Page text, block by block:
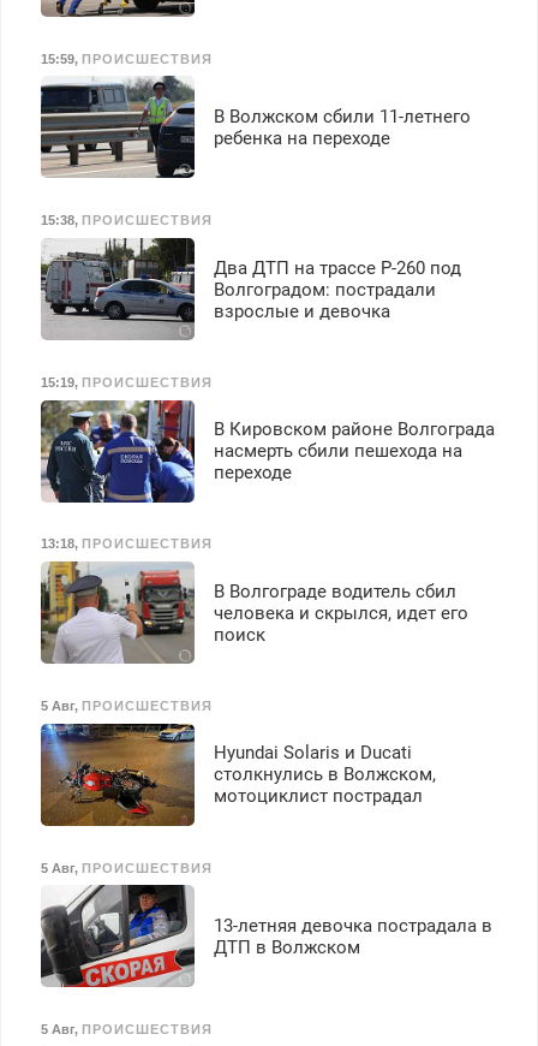
15:59, ПРОИСШЕСТВИЯ
В Волжском сбили 11-летнего
ребенка на переходе
15:38, ПРОИСШЕСТВИЯ
Два ДТП на трассе Р-260 под
Волгоградом: пострадали
взрослые и девочка
15:19, ПРОИСШЕСТВИЯ
В Кировском районе Волгограда
насмерть сбили пешехода на
переходе
13:18, ПРОИСШЕСТВИЯ
В Волгограде водитель сбил
человека и скрылся, идет его
поиск
5 Авг, ПРОИСШЕСТВИЯ
Hyundai Solaris и Ducati
столкнулись в Волжском,
мотоциклист пострадал
5 Авг, ПРОИСШЕСТВИЯ
13-летняя девочка пострадала в
ДТП в Волжском
5 Авг, ПРОИСШЕСТВИЯ